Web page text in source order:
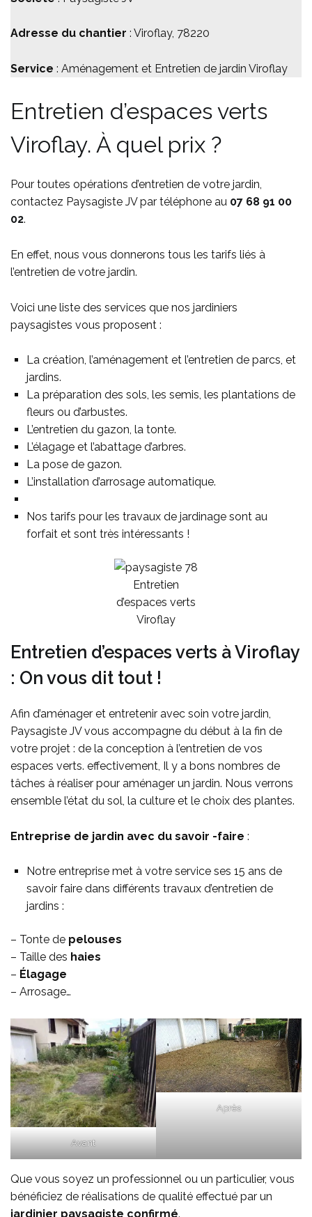
Adresse du chantier : Viroflay, 78220
Service : Aménagement et Entretien de jardin Viroflay
Entretien d’espaces verts
Viroflay. À quel prix ?
Pour toutes opérations d’entretien de votre jardin,
contactez Paysagiste JV par téléphone au 07 68 91 00
02.
En effet, nous vous donnerons tous les tarifs liés à
l’entretien de votre jardin.
Voici une liste des services que nos jardiniers
paysagistes vous proposent :
La création, l’aménagement et l’entretien de parcs, et
jardins.
La préparation des sols, les semis, les plantations de
fleurs ou d’arbustes.
L’entretien du gazon, la tonte.
L’élagage et l’abattage d’arbres.
La pose de gazon.
L’installation d’arrosage automatique.
Nos tarifs pour les travaux de jardinage sont au
forfait et sont très intéressants !
Entretien
d’espaces verts
Viroflay
Entretien d’espaces verts à Viroflay
: On vous dit tout !
Afin d’aménager et entretenir avec soin votre jardin,
Paysagiste JV vous accompagne du début à la fin de
votre projet : de la conception à l’entretien de vos
espaces verts. effectivement, Il y a bons nombres de
tâches à réaliser pour aménager un jardin. Nous verrons
ensemble l’état du sol, la culture et le choix des plantes.
Entreprise de jardin avec du savoir -faire :
Notre entreprise met à votre service ses 15 ans de
savoir faire dans différents travaux d’entretien de
jardins :
– Tonte de pelouses
– Taille des haies
– Élagage
– Arrosage…
Avant
Après
Que vous soyez un professionnel ou un particulier, vous
bénéficiez de réalisations de qualité effectué par un
jardinier paysagiste confirmé.